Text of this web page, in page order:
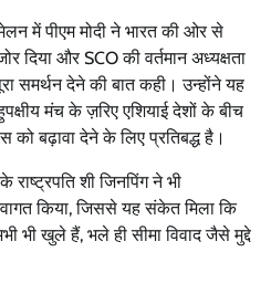
में पीएम मोदी ने भारत की ओर से
दिया और SCO की वर्तमान अध्यक्षता
समर्थन देने की बात कही। उन्होंने यह
मंच के ज़रिए एशियाई देशों के बीच
को बढ़ावा देने के लिए प्रतिबद्ध है।
शी जिनपिंग ने भी
किया, जिससे यह संकेत मिला कि
भी खुले हैं, भले ही सीमा विवाद जैसे मुद्दे